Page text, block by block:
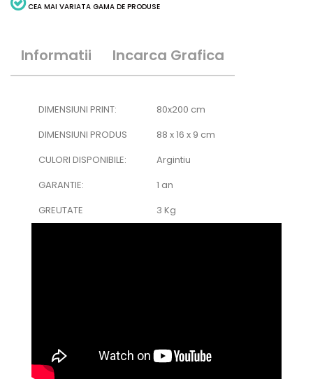
CEA MAI VARIATA GAMA DE PRODUSE
Informatii Incarca Grafica
DIMENSIUNI PRINT:
80x200 cm
DIMENSIUNI PRODUS
88 x 16 x 9 cm
CULORI DISPONIBILE:
Argintiu
GARANTIE:
1 an
GREUTATE
3 Kg